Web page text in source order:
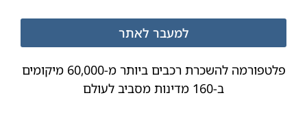
למעבר לאתר
פלטפורמה להשכרת רכבים ביותר מ-60,000 מיקומים
ב-160 מדינות מסביב לעולם